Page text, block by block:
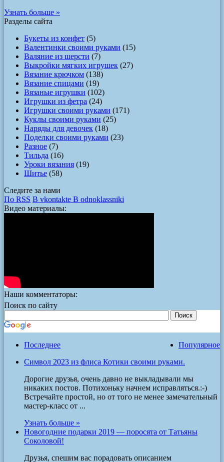
Узнать больше »
Разделы сайта
Букеты из конфет (5)
Валентинки своими руками (15)
Валяние из шерсти (7)
Выкройки мягких игрушек (27)
Вязание крючком (138)
Вязание спицами (19)
Вязаные игрушки (102)
Игрушки из фетра (24)
Игрушки своими руками (171)
Куклы своими руками (25)
Наряды для девочек (18)
Поделки своими руками (23)
Разное (7)
Тильда (16)
Уроки вязания (19)
Шитье (58)
Следите за нами
По RSS В vkontakte В odnoklassniki
Видео материалы:
Наши комментаторы:
Поиск по сайту
Популярное
Последнее
Символ 2023 из флиса Котики своими руками.
Дорогие друзья, очень давно не выкладывали мы
никаких постов. Потихоньку начнем исправляться.:-)
Встречайте простой, но от того не менее замечательный
мастер-класс от ...
Узнать больше »
Новогодние подарки 2019 — поросята от Татьяны
Соколовой!
Друзья, спешим вас порадовать описанием